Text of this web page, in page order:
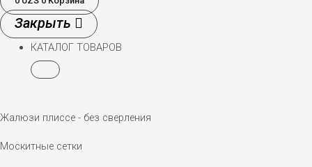
КАТАЛОГ ТОВАРОВ
Жалюзи плиссе - без сверления
Москитные сетки